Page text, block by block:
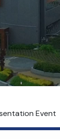
Event